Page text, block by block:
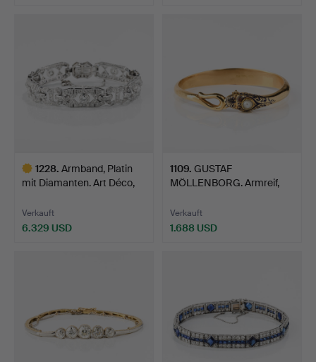
1228. Armband, Platin
mit Diamanten. Art Déco,
Verkauft
6.329 USD
1109. GUSTAF
MÖLLENBORG. Armreif,
Verkauft
1.688 USD